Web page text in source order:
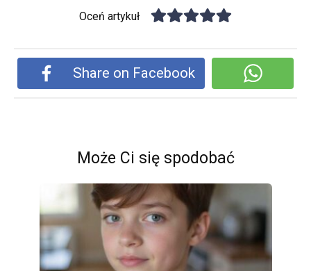
Oceń artykuł
Share on Facebook
Może Ci się spodobać